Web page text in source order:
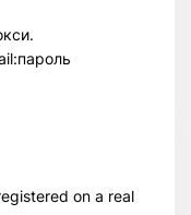
on a real